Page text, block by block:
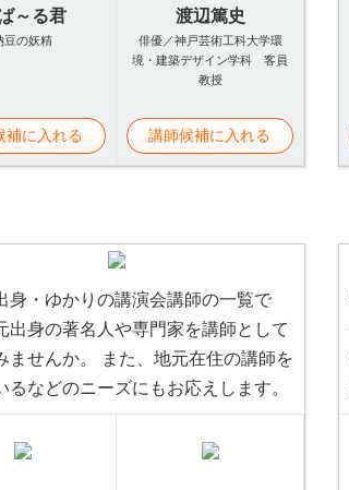
～る君
豆の妖精
補に入れる
渡辺篤史
俳優／神戸芸術工科大学環
境・建築デザイン学科 客員
教授
講師候補に入れる
身・ゆかりの講演会講師の一覧で
出身の著名人や専門家を講師として
ませんか。 また、地元在住の講師を
るなどのニーズにもお応えします。